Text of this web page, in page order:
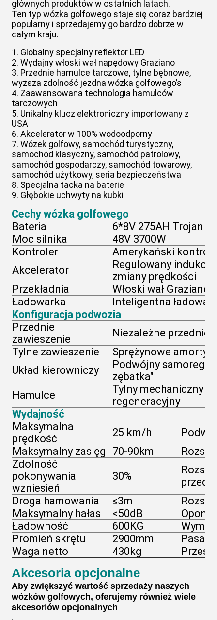
głównych produktów w ostatnich latach.
Ten typ wózka golfowego staje się coraz bardziej
popularny i sprzedajemy go bardzo dobrze w
całym kraju.
1. Globalny specjalny reflektor LED
2. Wydajny włoski wał napędowy Graziano
3. Przednie hamulce tarczowe, tylne bębnowe,
wyższa zdolność jezdna wózka golfowego’s
4. Zaawansowana technologia hamulców
tarczowych
5. Unikalny klucz elektroniczny importowany z
USA
6. Akcelerator w 100% wodoodporny
7. Wózek golfowy, samochód turystyczny,
samochód klasyczny, samochód patrolowy,
samochód gospodarczy, samochód towarowy,
samochód użytkowy, seria bezpieczeństwa
8. Specjalna tacka na baterie
9. Głębokie uchwyty na kubki
Cechy wózka golfowego
Bateria
6*8V 275AH Trojan
Moc silnika
48V 3700W
Kontroler
Amerykański
Akcelerator
Regulowany
zmiany prędkości
Przekładnia
Włoski wał Graziano
Ładowarka
Inteligentna
Konfiguracja podwozia
Przednie
zawieszenie
Niezależne przednie
Tylne zawieszenie
Sprężynowe
Układ kierowniczy
Podwójny
zębatka"
Hamulce
Tylny mechaniczny
regeneracyjny
Wydajność
Maksymalna
prędkość
25 km/h
Maksymalny zasięg
70-90km
Zdolność
pokonywania
wzniesień
30%
Droga hamowania
≤3m
Maksymalny hałas
<50dB
Opony
Ładowność
600KG
Promień skrętu
2900mm
Waga netto
430kg
Akcesoria opcjonalne
Aby zwiększyć wartość sprzedaży naszych
wózków golfowych, oferujemy również wiele
akcesoriów opcjonalnych
.